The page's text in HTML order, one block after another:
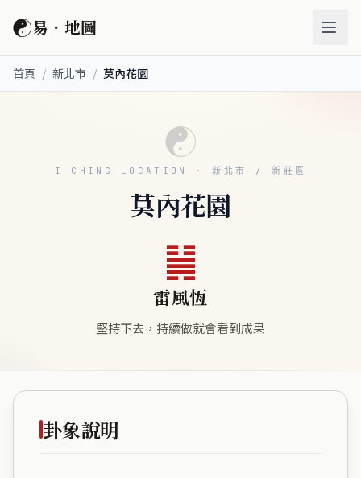
☯易．地圖
首頁 / 新北市 / 莫內花園
☯
I-CHING LOCATION · 新北市 / 新莊區
莫內花園
䷟
雷風恆
堅持下去，持續做就會看到成果
卦象說明